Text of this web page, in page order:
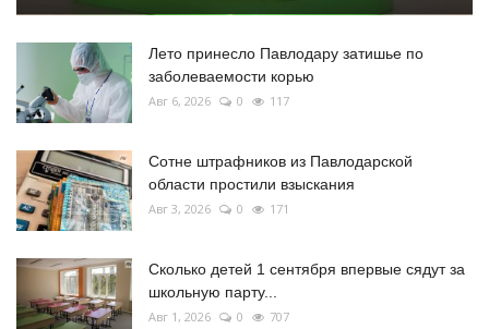
Лето принесло Павлодару затишье по
заболеваемости корью
Авг 6, 2026 0 117
Сотне штрафников из Павлодарской
области простили взыскания
Авг 3, 2026 0 171
Сколько детей 1 сентября впервые сядут за
школьную парту...
Авг 1, 2026 0 707